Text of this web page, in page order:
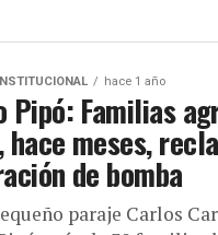
hace 1 año
Pipó: Familias
hace meses,
de bomba
paraje Carlos